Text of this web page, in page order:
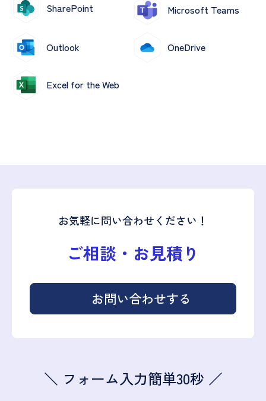
SharePoint
Microsoft Teams
Outlook OneDrive
Excel for the Web
お気軽に問い合わせください！
ご相談・お見積り
お問い合わせする
＼ フォーム入力簡単30秒 ／